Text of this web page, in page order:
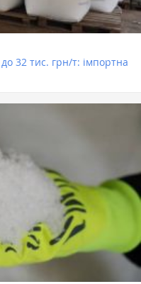
32 тис. грн/т: імпортна